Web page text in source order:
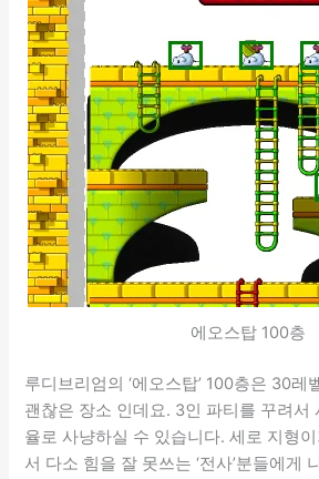
에오스탑 100층
루디브리엄의 ‘에오스탑’ 100층은 30레
괜찮은 장소 인데요. 3인 파티를 꾸려서
율로 사냥하실 수 있습니다. 세로 지형
서 다소 힘을 잘 못쓰는 ‘전사’분들에게